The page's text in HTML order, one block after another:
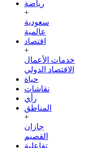
رياضة
+
سعودية
عالمية
اقتصاد
+
خدمات الأعمال
الاقتصاد الدولي
حياة
نقاشات
رأي
المناطق
+
جازان
القصيم
تفاعلية